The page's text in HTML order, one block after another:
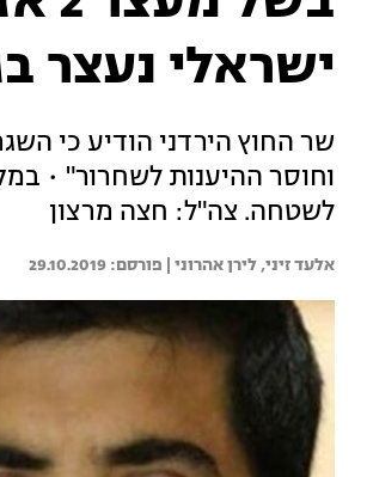
ישראלי נעצר
שר החוץ הירדני הודיע כי
וחוסר ההיענות לשחרור" •
לשטחה. צה"ל: חצה מרצון
אלעד זיני, לירן אהרוני | 29.10.2019